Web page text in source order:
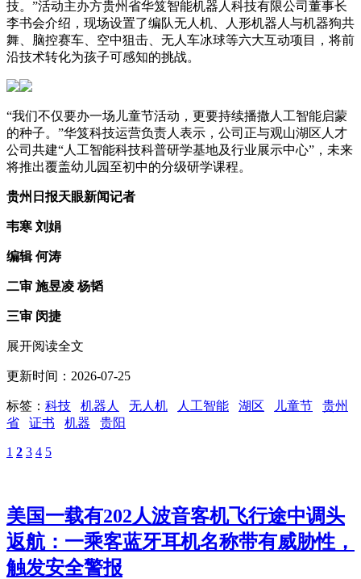
技。”活动主办方贵州省华笈智能机器人科技有限公司董事长
李书会介绍，现场设置了编队无人机、人形机器人与机器狗共
舞、脑控赛车、空中狙击、无人车冰球等六大互动项目，将前
沿技术转化为孩子可感知的挑战。
“我们不仅要办一场儿童节活动，更要持续播撒人工智能启蒙
的种子。”华笈科技运营负责人表示，公司正与观山湖区人才
公司共建“人工智能科技科普研学基地及行业展示中心”，未来
将推出覆盖幼儿园至初中的分级研学课程。
贵州日报天眼新闻记者
韦寒 刘娟
编辑 何涛
二审 施昱凌 杨韬
三审 闵捷
展开阅读全文
更新时间：2026-07-25
标签： 科技 机器人 无人机 人工智能 湖区 儿童节
贵州
省
证书 机器 贵阳
1 2 3 4 5
美国一载有202人波音客机飞行途中调头
返航：一乘客蓝牙耳机名称带有威胁性，
触发安全警报